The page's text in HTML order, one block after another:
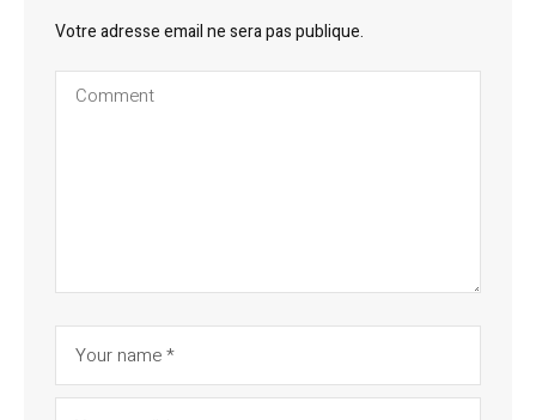
Votre adresse email ne sera pas publique.